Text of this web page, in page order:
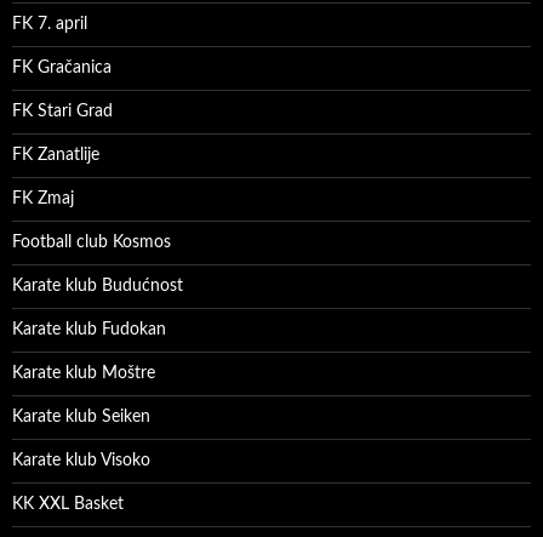
FK 7. april
FK Gračanica
FK Stari Grad
FK Zanatlije
FK Zmaj
Football club Kosmos
Karate klub Budućnost
Karate klub Fudokan
Karate klub Moštre
Karate klub Seiken
Karate klub Visoko
KK XXL Basket